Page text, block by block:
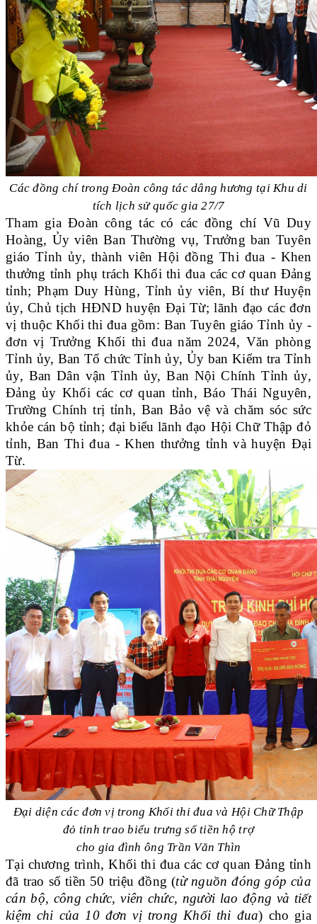
Các đồng chí trong Đoàn công tác dâng hương tại Khu di
tích lịch sử quốc gia 27/7
Tham gia Đoàn công tác có các đồng chí Vũ Duy
Hoàng, Ủy viên Ban Thường vụ, Trưởng ban Tuyên
giáo Tỉnh ủy, thành viên Hội đồng Thi đua - Khen
thưởng tỉnh phụ trách Khối thi đua các cơ quan Đảng
tỉnh; Phạm Duy Hùng, Tỉnh ủy viên, Bí thư Huyện
ủy, Chủ tịch HĐND huyện Đại Từ; lãnh đạo các đơn
vị thuộc Khối thi đua gồm: Ban Tuyên giáo Tỉnh ủy -
đơn vị Trưởng Khối thi đua năm 2024, Văn phòng
Tỉnh ủy, Ban Tổ chức Tỉnh ủy, Ủy ban Kiểm tra Tỉnh
ủy, Ban Dân vận Tỉnh ủy, Ban Nội Chính Tỉnh ủy,
Đảng ủy Khối các cơ quan tỉnh, Báo Thái Nguyên,
Trường Chính trị tỉnh, Ban Bảo vệ và chăm sóc sức
khỏe cán bộ tỉnh; đại biểu lãnh đạo Hội Chữ Thập đỏ
tỉnh, Ban Thi đua - Khen thưởng tỉnh và huyện Đại
Từ.
Đại diện các đơn vị trong Khối thi đua và Hội Chữ Thập
đỏ tỉnh trao biểu trưng số tiền hộ trợ
cho gia đình ông Trần Văn Thìn
Tại chương trình, Khối thi đua các cơ quan Đảng tỉnh
đã trao số tiền 50 triệu đồng (từ nguồn đóng góp của
cán bộ, công chức, viên chức, người lao động và tiết
kiệm chi của 10 đơn vị trong Khối thi đua) cho gia